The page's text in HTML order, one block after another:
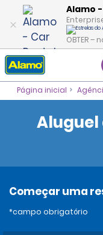
Alamo
OBTER –
Página inicial
Aluguel
Começar uma
*campo obrigatório